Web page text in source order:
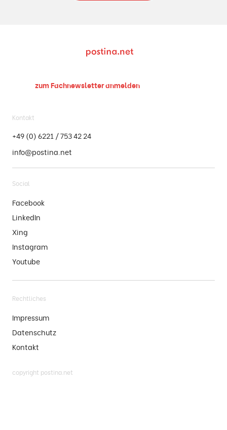
zum Fachnewsletteranmelden
Kontakt
+49 (0) 6221 / 753 42 24
info@postina.net
Social
Facebook
LinkedIn
Xing
Instagram
Youtube
Rechtliches
Impressum
Datenschutz
Kontakt
copyright postina.net